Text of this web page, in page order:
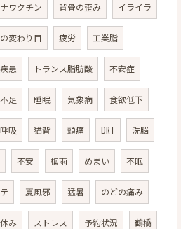
ワクチン 背骨の歪み イライラ
変わり目 疲労 工業脂
患 トランス脂肪酸 不安症
足 睡眠 気象病 食欲低下
吸 猫背 頭痛 DRT 洗脳
不安 梅雨 めまい 不眠
夏風邪 猛暑 のどの痛み
み ストレス 予約状況 鶴橋